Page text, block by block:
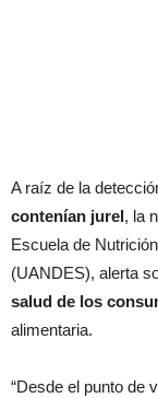
A raíz de la
contenían jurel, la
Escuela de
(UANDES), alerta
salud de los
alimentaria.
“Desde el punto de